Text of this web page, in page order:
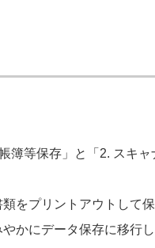
簿等保存」と「2. スキ
をプリントアウトして
かにデータ保存に移行